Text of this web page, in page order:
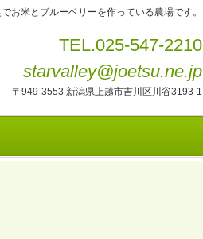
お米とブルーベリーを作っている農場です。
TEL.025-547-2210
starvalley@joetsu.ne.jp
〒949-3553 新潟県上越市吉川区川谷3193-1